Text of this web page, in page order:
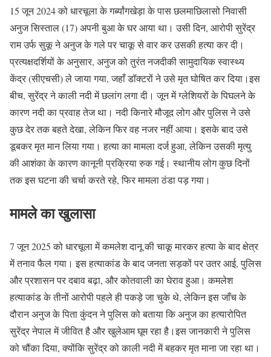
15 जून 2024 को धारचूला के गर्ब्यांगखेड़ा के पास छलमाछिलासो निवासी
अनुज सिस्ताल (17) अपनी बुआ के घर आया था। उसी दिन, आरोपी सुरेंद्र
राम उर्फ सुकू ने अनुज के गले पर चाकू से वार कर उसकी हत्या कर दी।
प्रत्यक्षदर्शियों के अनुसार, अनुज को तुरंत नजदीकी सामुदायिक स्वास्थ्य
केंद्र (सीएचसी) ले जाया गया, जहाँ डॉक्टरों ने उसे मृत घोषित कर दिया।इस
बीच, सुरेंद्र ने काली नदी में छलांग लगा दी। जून में ग्लेशियरों के पिघलने के
कारण नदी का प्रवाह तेज था। नदी किनारे मौजूद लोग और पुलिस ने उसे
कुछ देर तक बहते देखा, लेकिन फिर वह नजर नहीं आया। इसके बाद उसे
डूबकर मृत मान लिया गया। हत्या का मामला दर्ज हुआ, लेकिन उसकी मृत्यु
की आशंका के कारण कानूनी प्रक्रिया रुक गई। स्थानीय लोग कुछ दिनों
तक इस घटना की चर्चा करते रहे, फिर मामला ठंडा पड़ गया।
मामले का खुलासा
7 जून 2025 को धारचूला में कमलेश दानू की चाकू मारकर हत्या के बाद क्षेत्र
में तनाव फैल गया। इस हत्याकांड के बाद जनता सड़कों पर उतर आई, पुलिस
और प्रशासन पर दबाव बढ़ा, और कोतवाली का घेराव हुआ। कमलेश
हत्याकांड के तीनों आरोपी पहले ही पकड़े जा चुके थे, लेकिन इस जाँच के
दौरान अनुज के पिता कुंदन ने पुलिस को बताया कि अनुज का हत्यारोपित
सुरेंद्र नेपाल में जीवित है और खुलेआम घूम रहा है।इस जानकारी ने पुलिस
को चौंका दिया, क्योंकि सुरेंद्र को काली नदी में बहकर मृत माना जा रहा था।